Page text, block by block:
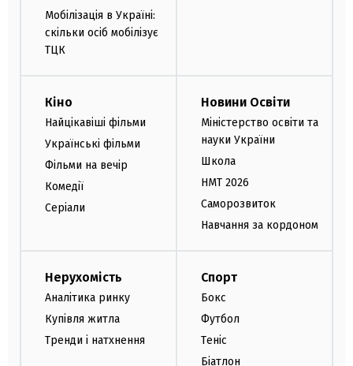
Мобілізація в Україні:
скільки осіб мобілізує
ТЦК
Кіно
Найцікавіші фільми
Українські фільми
Фільми на вечір
Комедії
Серіали
Новини Освіти
Міністерство освіти та
науки України
Школа
НМТ 2026
Саморозвиток
Навчання за кордоном
Нерухомість
Аналітика ринку
Купівля житла
Тренди і натхнення
Спорт
Бокс
Футбол
Теніс
Біатлон